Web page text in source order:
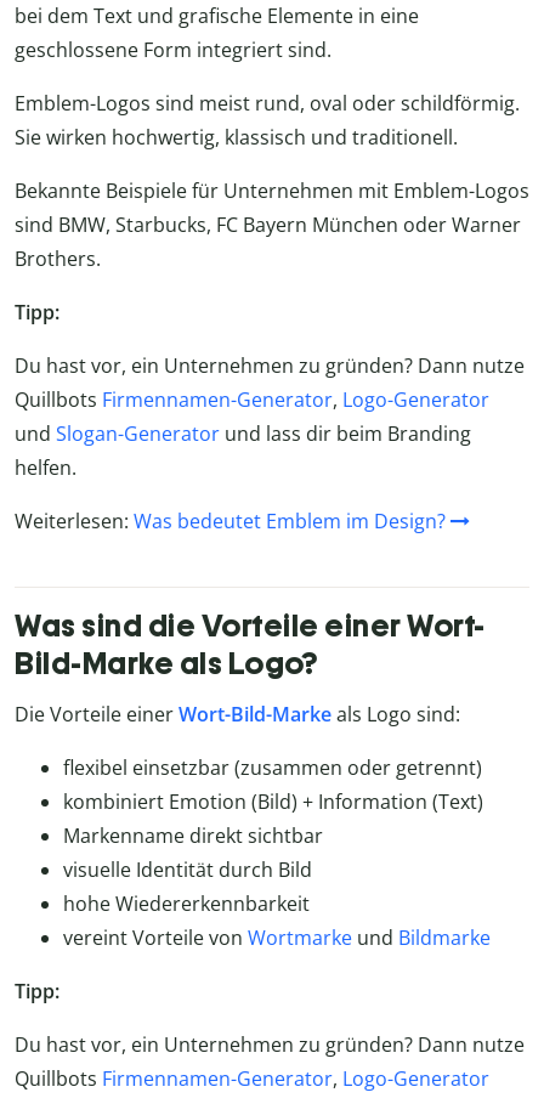
bei dem Text und grafische Elemente in eine
geschlossene Form integriert sind.
Emblem-Logos sind meist rund, oval oder schildförmig.
Sie wirken hochwertig, klassisch und traditionell.
Bekannte Beispiele für Unternehmen mit Emblem-Logos
sind BMW, Starbucks, FC Bayern München oder Warner
Brothers.
Tipp:
Du hast vor, ein Unternehmen zu gründen? Dann nutze
Quillbots Firmennamen-Generator, Logo-Generator
und Slogan-Generator und lass dir beim Branding
helfen.
Weiterlesen: Was bedeutet Emblem im Design?
Was sind die Vorteile einer Wort-
Bild-Marke als Logo?
Die Vorteile einerWort-Bild-Markeals Logo sind:
flexibel einsetzbar (zusammen oder getrennt)
kombiniert Emotion (Bild) + Information (Text)
Markenname direkt sichtbar
visuelle Identität durch Bild
hohe Wiedererkennbarkeit
vereint Vorteile von Wortmarke und Bildmarke
Tipp:
Du hast vor, ein Unternehmen zu gründen? Dann nutze
Quillbots Firmennamen-Generator, Logo-Generator